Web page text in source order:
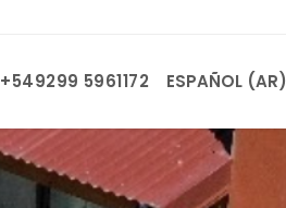
+549299 5961172 ESPAÑOL (AR)